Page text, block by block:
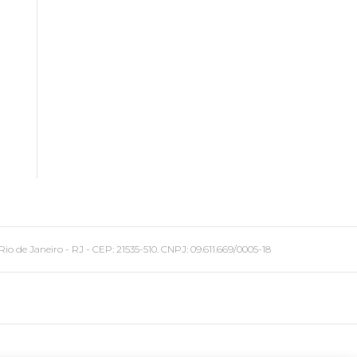
Janeiro - RJ - CEP: 21535-510. CNPJ: 09.611.669/0005-18